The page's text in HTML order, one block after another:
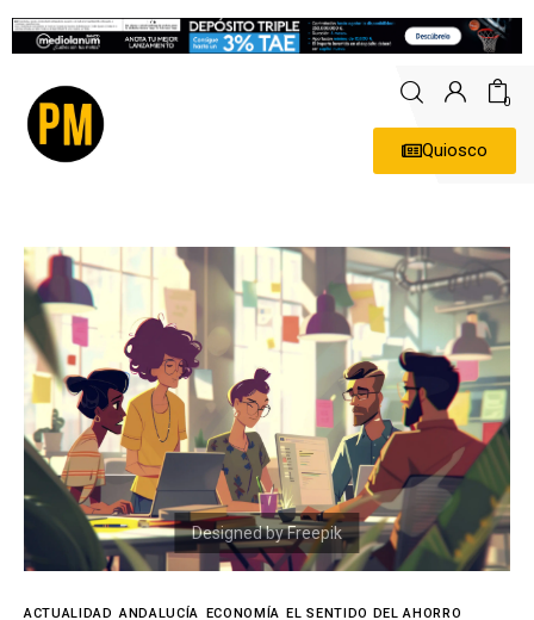
0
Quiosco
Economía
Empresas
Entrevistas
Expertos
Tecnología
ACTUALIDAD ANDALUCÍA ECONOMÍA
EL SENTIDO DEL AHORRO